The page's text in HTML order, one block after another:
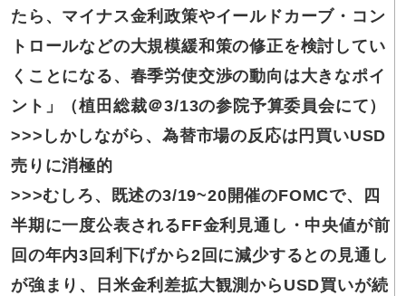
たら、マイナス金利政策やイールドカーブ・コン
トロールなどの大規模緩和策の修正を検討してい
くことになる、春季労使交渉の動向は大きなポイ
ント」（植田総裁＠3/13の参院予算委員会にて）
>>>しかしながら、為替市場の反応は円買いUSD
売りに消極的
>>>むしろ、既述の3/19~20開催のFOMCで、四
半期に一度公表されるFF金利見通し・中央値が前
回の年内3回利下げから2回に減少するとの見通し
が強まり、日米金利差拡大観測からUSD買いが続